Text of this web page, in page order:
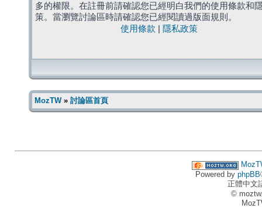
多的權限。在註冊前請確認您已經明白我們的使用條款和
策。當瀏覽討論區時請確認您已經閱讀過版面規則。
使用條款
隱私政策
MozTW» 討論區首頁
Powered by phpBB
正體中文
©